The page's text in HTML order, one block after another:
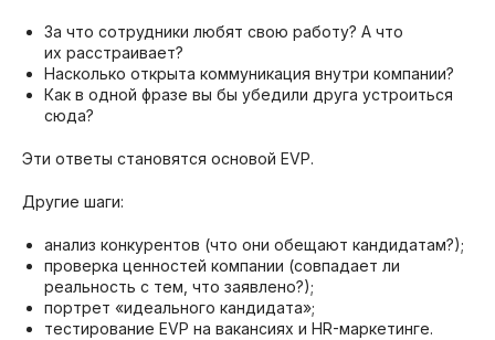
За что сотрудники любят свою работу? А что
их расстраивает?
Насколько открыта коммуникация внутри компании?
Как в одной фразе вы бы убедили друга устроиться
сюда?
Эти ответы становятся основой EVP.
Другие шаги:
анализ конкурентов (что они обещают кандидатам?);
проверка ценностей компании (совпадает ли
реальность с тем, что заявлено?);
портрет «идеального кандидата»;
тестирование EVP на вакансиях и HR-маркетинге.